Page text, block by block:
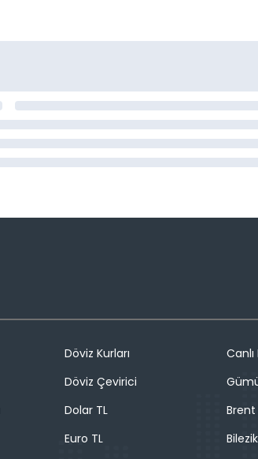
Döviz Kurları
Döviz Çevirici
Dolar TL
Euro TL
Canlı
Brent